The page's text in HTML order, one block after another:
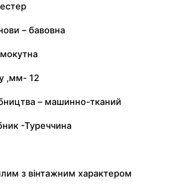
– бавовна
,мм- 12
– машинно-тканий
-Туреччина
з вінтажним характером